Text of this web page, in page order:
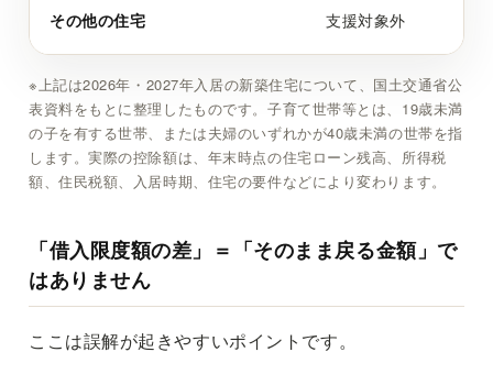
その他の住宅 支援対象外
※上記は2026年・2027年入居の新築住宅について、国土交通省公
表資料をもとに整理したものです。子育て世帯等とは、19歳未満
の子を有する世帯、または夫婦のいずれかが40歳未満の世帯を指
します。実際の控除額は、年末時点の住宅ローン残高、所得税
額、住民税額、入居時期、住宅の要件などにより変わります。
「借入限度額の差」＝「そのまま戻る金額」で
はありません
ここは誤解が起きやすいポイントです。